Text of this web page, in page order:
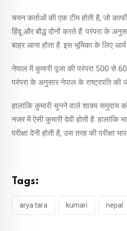
चयन कर्ताओं की एक टीम होती है, जो
हिंदू और बौद्ध दोनों करते हैं. परंपरा के
बाहर आना होता है. इस भूमिका के लिए
नेपाल में कुमारी पूजा की परंपरा 500 से
परंपरा के अनुसार नेपाल के राष्ट्रपति की
हालांकि कुमारी चुनने वाले शाक्य समुदाय
नजर में ऐसी कुमारी देवी होती है.
परीक्षा देनी होती है, उस तरह की परीक्षा
Tags:
arya tara kumari nepal